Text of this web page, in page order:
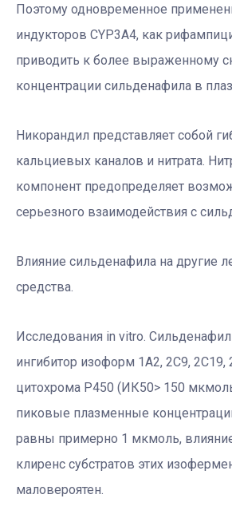
Поэтому одновременное
индукторов CYP3A4, как
приводить к более выраженному
концентрации сильденафила в
Никорандил представляет собой
кальциевых каналов и нитрата.
компонент предопределяет
серьезного взаимодействия с
Влияние сильденафила на другие
средства.
Исследования in vitro.
ингибитор изоформ 1А2, 2C9, 2C19,
цитохрома Р450 (ИК50> 150
пиковые плазменные
равны примерно 1 мкмоль,
клиренс субстратов этих
маловероятен.